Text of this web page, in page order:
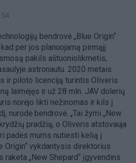
bendrovė „Blue Origin“
per jos planuojamą pirmąjį
pakils aštuoniolikmetis,
astronautu. 2020 metais
ir piloto licenciją turintis Oliveris
laimėjęs ir už 28 mln. JAV dolerių
norėjo likti nežinomas ir kils į
nurodė bendrovė. „Tai žymi „New
pradžią, o Oliveris atstovauja
padės mums nutiesti kelią į
Origin“ vykdantysis direktorius
raketa „New Shepard“ įgyvendins